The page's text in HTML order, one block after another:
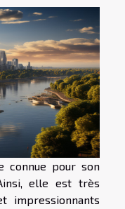
connue pour son
elle est très
impressionnants